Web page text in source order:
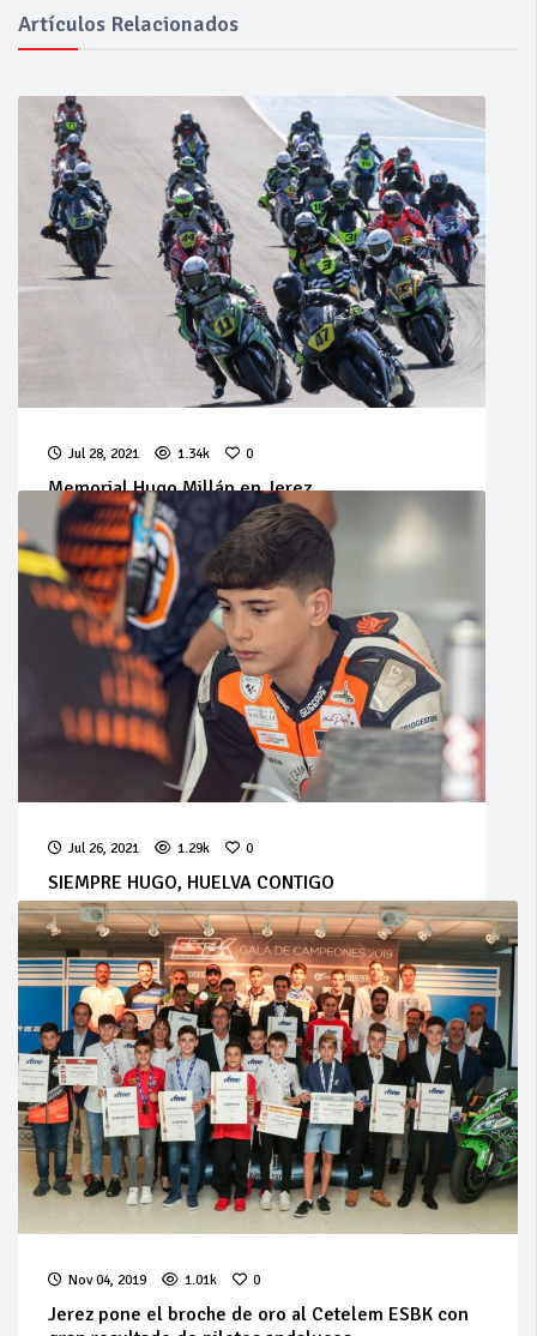
Artículos Relacionados
Jul 28, 2021 1.34k 0
Memorial Hugo Millán en Jerez
Jul 26, 2021 1.29k 0
SIEMPRE HUGO, HUELVA CONTIGO
Nov 04, 2019 1.01k 0
Jerez pone el broche de oro al Cetelem ESBK con